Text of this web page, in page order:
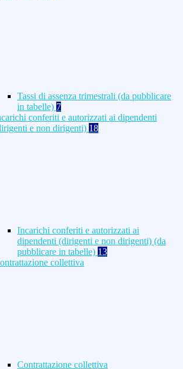
Tassi di assenza trimestrali (da pubblicare
in tabelle) 7
conferiti e autorizzati ai dipendenti
e non dirigenti) 18
Incarichi conferiti e autorizzati ai
dipendenti (dirigenti e non dirigenti) (da
pubblicare in tabelle) 13
collettiva
Contrattazione collettiva